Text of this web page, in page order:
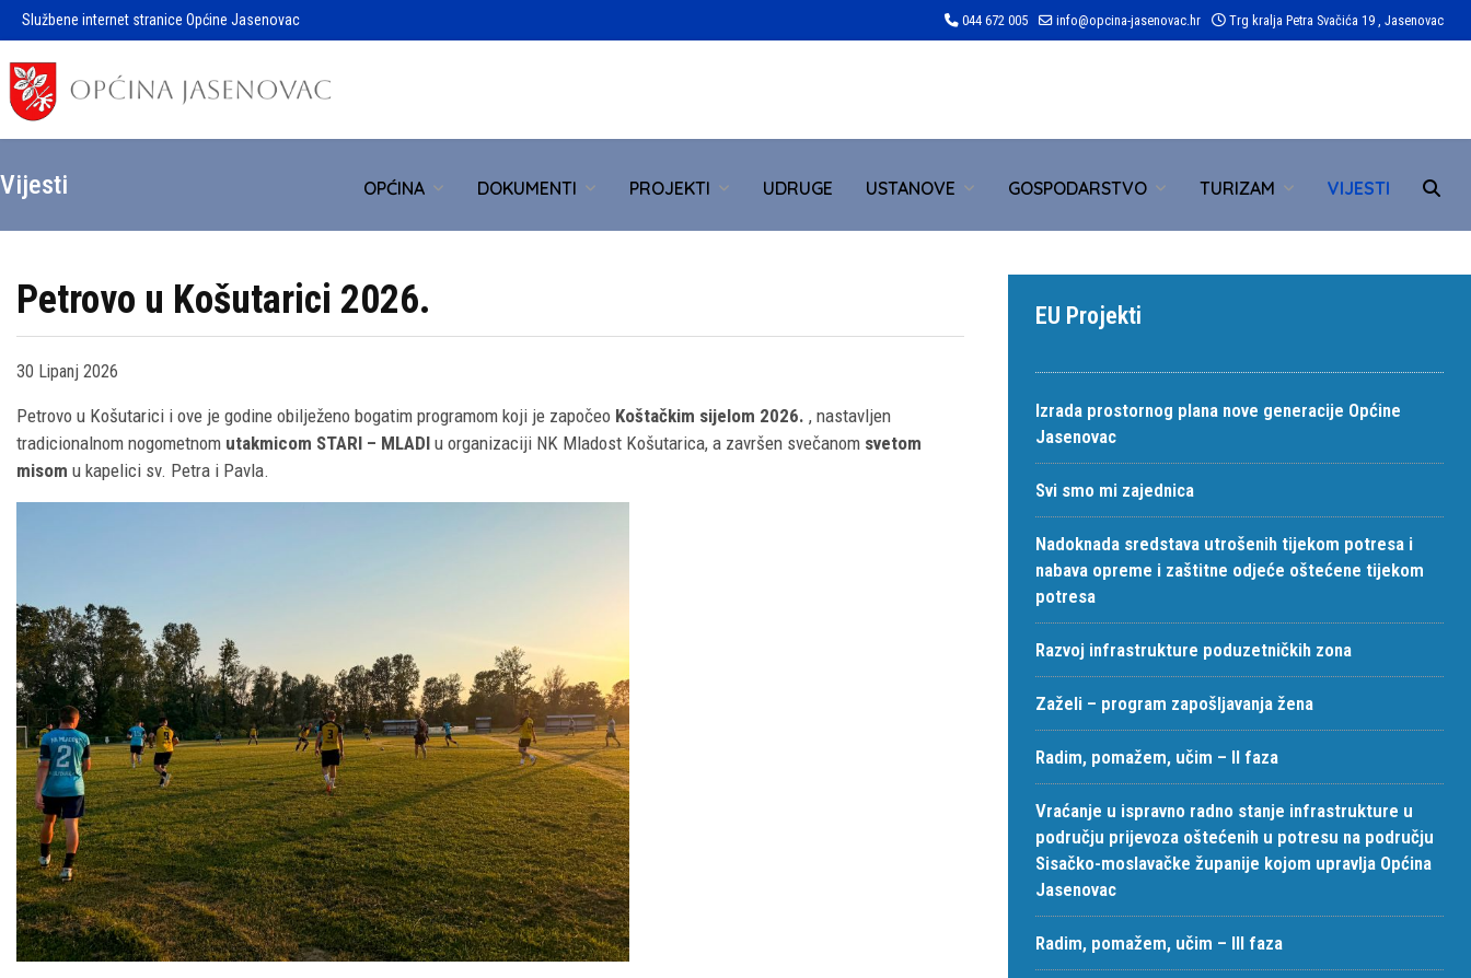
Službene internet stranice Općine Jasenovac 044 672 005 info@opcina-jasenovac.hr Trg kralja Petra Svačića 19 , Jasenovac
OPĆINA DOKUMENTI PROJEKTI UDRUGE USTANOVE GOSPODARSTVO TURIZAM VIJESTI
Vijesti
Petrovo u Košutarici 2026.
30 Lipanj 2026
Petrovo u Košutarici i ove je godine obilježeno bogatim programom koji je započeo Koštačkim sijelom 2026. , nastavljen
tradicionalnom nogometnom utakmicom STARI – MLADI u organizaciji NK Mladost Košutarica, a završen svečanom svetom
misom u kapelici sv. Petra i Pavla.
EU Projekti
Izrada prostornog plana nove generacije Općine
Jasenovac
Svi smo mi zajednica
Nadoknada sredstava utrošenih tijekom potresa i
nabava opreme i zaštitne odjeće oštećene tijekom
potresa
Razvoj infrastrukture poduzetničkih zona
Zaželi – program zapošljavanja žena
Radim, pomažem, učim – II faza
Vraćanje u ispravno radno stanje infrastrukture u
području prijevoza oštećenih u potresu na području
Sisačko-moslavačke županije kojom upravlja Općina
Jasenovac
Radim, pomažem, učim – III faza